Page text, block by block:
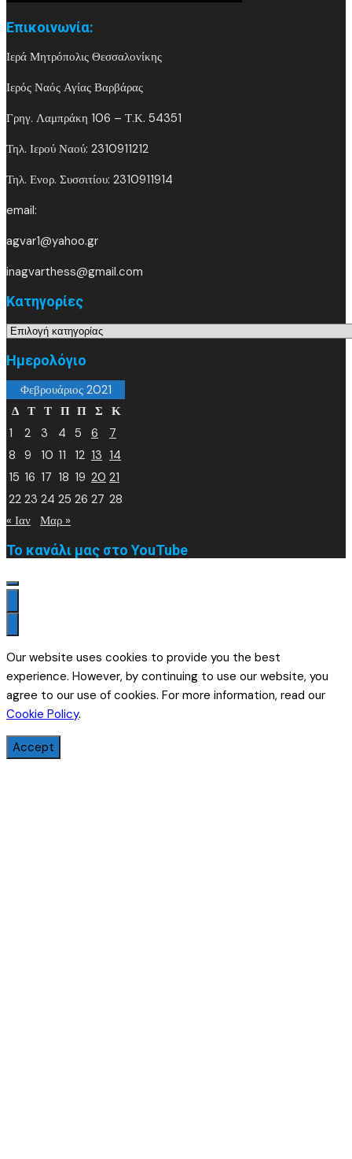
Επικοινωνία:
Ιερά Μητρόπολις Θεσσαλονίκης
Ιερός Ναός Αγίας Βαρβάρας
Γρηγ. Λαμπράκη 106 – Τ.Κ. 54351
Τηλ. Ιερού Ναού: 2310911212
Τηλ. Ενορ. Συσσιτίου: 2310911914
email:
agvar1@yahoo.gr
inagvarthess@gmail.com
Kατηγορίες
Kατηγορίες
Ημερολόγιο
Φεβρουάριος 2021
Δ Τ Τ Π Π Σ Κ
1
2 3 4 5 6
7
8 9 10 11 12 13 14
15 16 17 18 19 20 21
22 23 24 25 26 27 28
« Ιαν Μαρ »
Το κανάλι μας στο YouTube
Our website uses cookies to provide you the best
experience. However, by continuing to use our website, you
agree to our use of cookies. For more information, read our
Cookie Policy.
Accept